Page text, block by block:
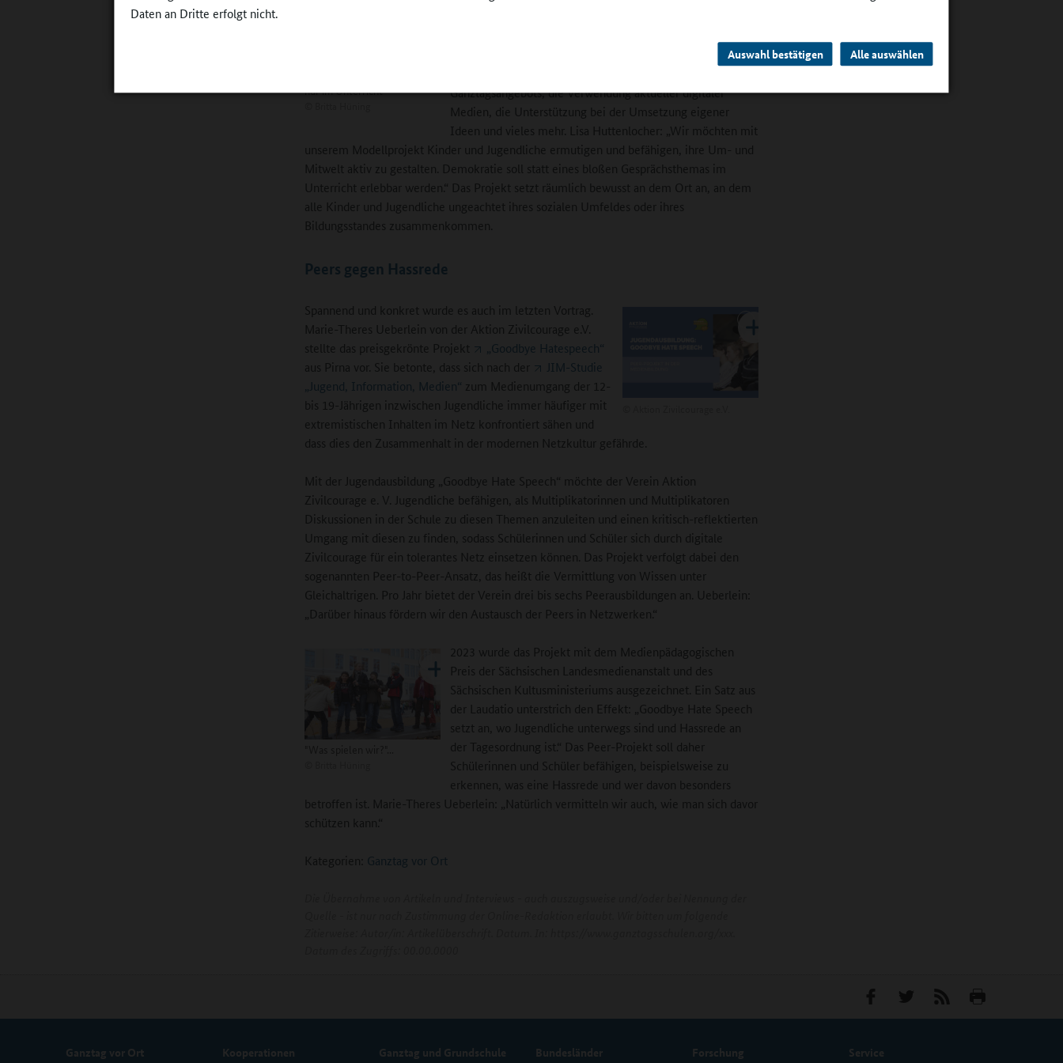
Daten an Dritte erfolgt nicht.
Auswahl bestätigen Alle auswählen
nur im Unterricht
auszeichne, etwa die Beteiligung der Teilnehmenden an
Ganztagsangebots, die Verwendung aktueller digitaler
Medien, die Unterstützung bei der Umsetzung eigener
Ideen und vieles mehr. Lisa Huttenlocher: „Wir möchten mit
unserem Modellprojekt Kinder und Jugendliche ermutigen und befähigen, ihre Um- und
Mitwelt aktiv zu gestalten. Demokratie soll statt eines bloßen Gesprächsthemas im
Unterricht erlebbar werden.“ Das Projekt setzt räumlich bewusst an dem Ort an, an dem
alle Kinder und Jugendliche ungeachtet ihres sozialen Umfeldes oder ihres
Bildungsstandes zusammenkommen.
Peers gegen Hassrede
Spannend und konkret wurde es auch im letzten Vortrag.
Marie-Theres Ueberlein von der Aktion Zivilcourage e.V.
stellte das preisgekrönte Projekt
„Goodbye Hatespeech“
aus Pirna vor. Sie betonte, dass sich nach der
JIM-Studie
„Jugend, Information, Medien“ zum Medienumgang der 12-
bis 19-Jährigen inzwischen Jugendliche immer häufiger mit
extremistischen Inhalten im Netz konfrontiert sähen und
dass dies den Zusammenhalt in der modernen Netzkultur gefährde.
Mit der Jugendausbildung „Goodbye Hate Speech“ möchte der Verein Aktion
Zivilcourage e. V. Jugendliche befähigen, als Multiplikatorinnen und Multiplikatoren
Diskussionen in der Schule zu diesen Themen anzuleiten und einen kritisch-reflektierten
Umgang mit diesen zu finden, sodass Schülerinnen und Schüler sich durch digitale
Zivilcourage für ein tolerantes Netz einsetzen können. Das Projekt verfolgt dabei den
sogenannten Peer-to-Peer-Ansatz, das heißt die Vermittlung von Wissen unter
Gleichaltrigen. Pro Jahr bietet der Verein drei bis sechs Peerausbildungen an. Ueberlein:
„Darüber hinaus fördern wir den Austausch der Peers in Netzwerken.“
2023 wurde das Projekt mit dem Medienpädagogischen
Preis der Sächsischen Landesmedienanstalt und des
Sächsischen Kultusministeriums ausgezeichnet. Ein Satz aus
der Laudatio unterstrich den Effekt: „Goodbye Hate Speech
setzt an, wo Jugendliche unterwegs sind und Hassrede an
der Tagesordnung ist.“ Das Peer-Projekt soll daher
Schülerinnen und Schüler befähigen, beispielsweise zu
erkennen, was eine Hassrede und wer davon besonders
betroffen ist. Marie-Theres Ueberlein: „Natürlich vermitteln wir auch, wie man sich davor
schützen kann.“
Kategorien: Ganztag vor Ort
Ganztag vor Ort Kooperationen Ganztag und Grundschule Bundesländer Forschung Service